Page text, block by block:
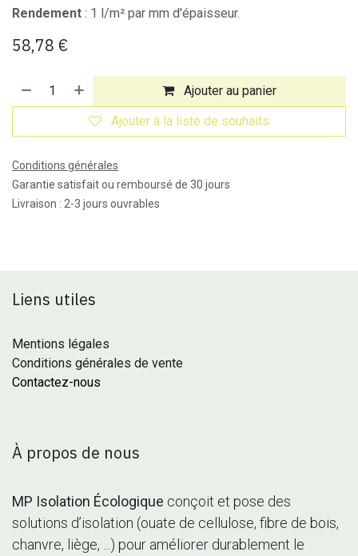
Rendement : 1 l/m² par mm d'épaisseur.
58,78 €
Ajouter au panier
Ajouter à la liste de souhaits
Conditions générales
Garantie satisfait ou remboursé de 30 jours
Livraison : 2-3 jours ouvrables
Liens utiles
Mentions légales
Conditions générales de vente
Contactez-nous
À propos de nous
MP Isolation Écologique conçoit et pose des
solutions d’isolation (ouate de cellulose, fibre de bois,
chanvre, liège, ...) pour améliorer durablement le